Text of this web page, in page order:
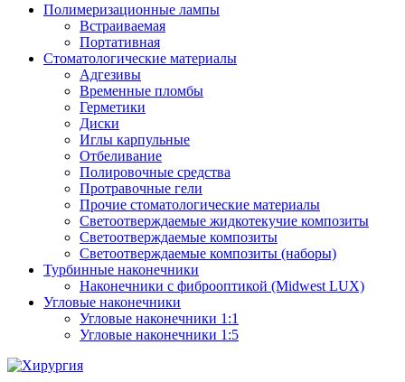
Полимеризационные лампы
Встраиваемая
Портативная
Стоматологические материалы
Адгезивы
Временные пломбы
Герметики
Диски
Иглы карпульные
Отбеливание
Полировочные средства
Протравочные гели
Прочие стоматологические материалы
Светоотверждаемые жидкотекучие композиты
Светоотверждаемые композиты
Светоотверждаемые композиты (наборы)
Турбинные наконечники
Наконечники с фиброоптикой (Midwest LUX)
Угловые наконечники
Угловые наконечники 1:1
Угловые наконечники 1:5